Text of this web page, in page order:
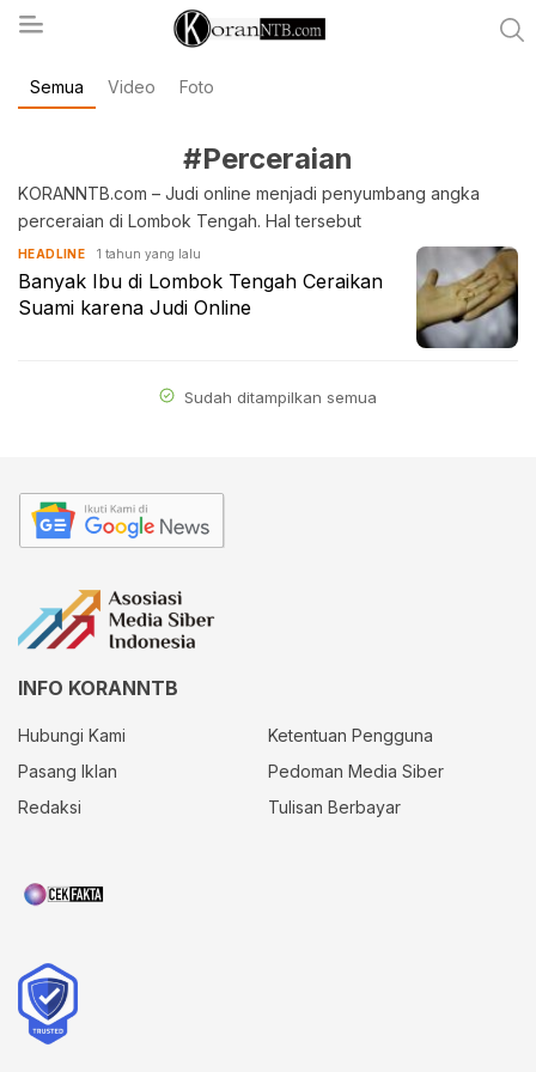
koranntb.com
Semua Video Foto
#Perceraian
KORANNTB.com – Judi online menjadi penyumbang angka
perceraian di Lombok Tengah. Hal tersebut
HEADLINE 1 tahun yang lalu
Banyak Ibu di Lombok Tengah Ceraikan
Suami karena Judi Online
Sudah ditampilkan semua
INFO KORANNTB
Hubungi Kami
Ketentuan Pengguna
Pasang Iklan
Pedoman Media Siber
Redaksi
Tulisan Berbayar